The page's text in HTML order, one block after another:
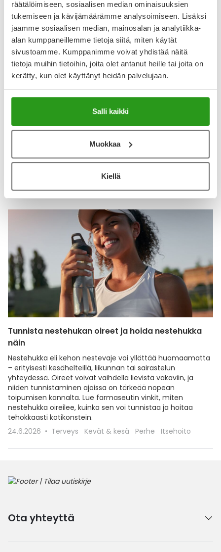
räätälöimiseen, sosiaalisen median ominaisuuksien
tukemiseen ja kävijämäärämme analysoimiseen. Lisäksi
jaamme sosiaalisen median, mainosalan ja analytiikka-
alan kumppaneillemme tietoja siitä, miten käytät
sivustoamme. Kumppanimme voivat yhdistää näitä
tietoja muihin tietoihin, joita olet antanut heille tai joita on
kerätty, kun olet käyttänyt heidän palvelujaan.
Salli kaikki
Muokkaa
Kiellä
Näytä lisää arvosteluja
Katso kaikki YA-tuotesarja-tuotteet
Tutustu myös muihin YA-tuotesarjan ravintolisiin
Tunnista nestehukan oireet ja hoida nestehukka
näin
Nestehukka eli kehon nestevaje voi yllättää huomaamatta
– erityisesti kesähelteillä, liikunnan tai sairastelun
yhteydessä. Oireet voivat vaihdella lievistä vakaviin, ja
niiden tunnistaminen ajoissa on tärkeää nopean
toipumisen kannalta. Lue farmaseutin vinkit, miten
nestehukka oireilee, kuinka sen voi tunnistaa ja hoitaa
tehokkaasti kotikonstein.
24.6.2026
Terveys Kevät & kesä Perhe Itsehoito
Ota yhteyttä